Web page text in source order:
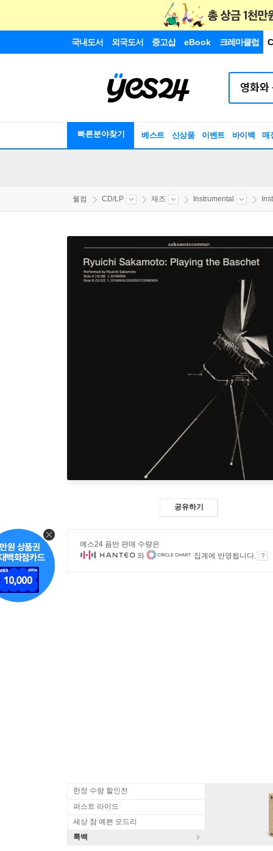
국내도서 외국도서 중고샵 eBook 크레마클럽
빠른분야찾기 베스트 신상품 이벤트 바이백 매
웰컴 CD/LP 재즈 Instrumental
공유하기
예스24 음반 판매 수량은
와
집계에 반영됩니다.
한정 수량 할인전
퍼스트 라이드
세상 참 예쁜 오드리
룩백